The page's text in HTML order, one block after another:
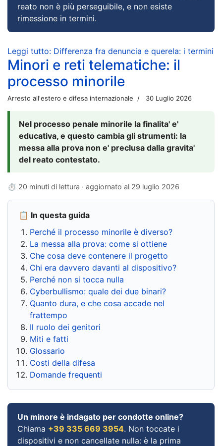
reato non è più perseguibile, e non esiste
rimessione in termini.
Leggi tutto: Differenza fra denuncia e querela: i termini
Minori e reti telematiche: il
processo minorile
Arresto all'estero e difesa internazionale 30 Luglio 2026
Nel processo penale minorile la finalita' e'
educativa, e questo cambia gli strumenti: la
messa alla prova non e' preclusa dalla gravita'
del reato contestato.
⏱ 20 minuti di lettura · aggiornato al 29 luglio 2026
📋 In questa guida
Perché il processo minorile è diverso?
La messa alla prova: come si ottiene
Che cosa deve contenere il progetto
Chi era davvero davanti al dispositivo?
Perché non si tocca nulla
Cyberbullismo: quale dei due binari?
Quanto dura, e che cosa accade nel
frattempo
Il ruolo dei genitori
Miti e fatti
Glossario
Costi della difesa
Domande frequenti
Un minore è indagato per condotte online?
Chiama +39 335 669 3954. Non toccate i
dispositivi e non cancellate nulla: è la prima